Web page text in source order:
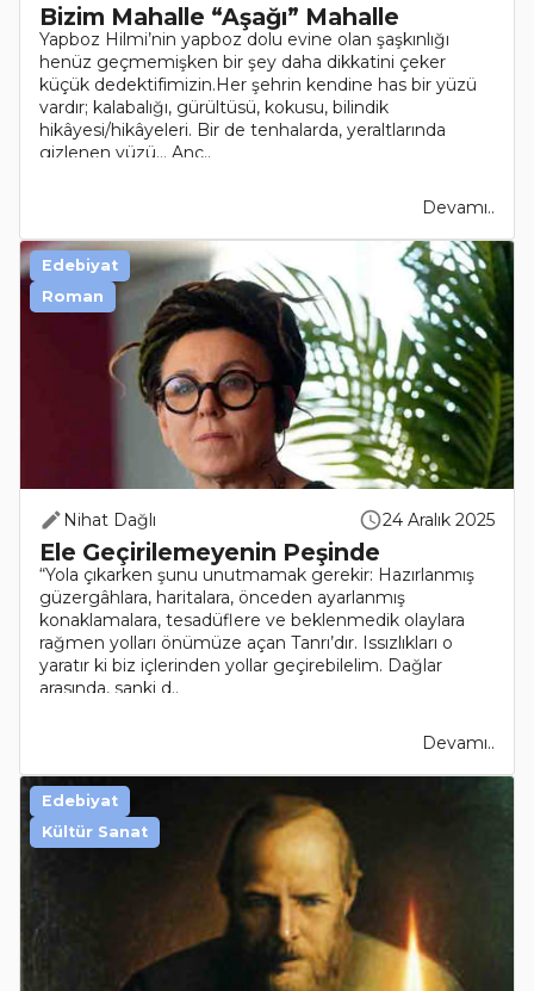
Bizim Mahalle “Aşağı” Mahalle
Yapboz Hilmi’nin yapboz dolu evine olan şaşkınlığı
henüz geçmemişken bir şey daha dikkatini çeker
küçük dedektifimizin.Her şehrin kendine has bir yüzü
vardır; kalabalığı, gürültüsü, kokusu, bilindik
hikâyesi/hikâyeleri. Bir de tenhalarda, yeraltlarında
gizlenen yüzü… Anc..
Devamı..
Nihat Dağlı 24 Aralık 2025
Ele Geçirilemeyenin Peşinde
“Yola çıkarken şunu unutmamak gerekir: Hazırlanmış
güzergâhlara, haritalara, önceden ayarlanmış
konaklamalara, tesadüflere ve beklenmedik olaylara
rağmen yolları önümüze açan Tanrı’dır. Issızlıkları o
yaratır ki biz içlerinden yollar geçirebilelim. Dağlar
arasında, sanki d..
Devamı..
Edebiyat
Roman
Edebiyat
Kültür Sanat